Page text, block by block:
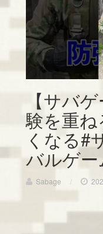
【サバ
験を重ね
くなる#
バルゲー
Sabage /